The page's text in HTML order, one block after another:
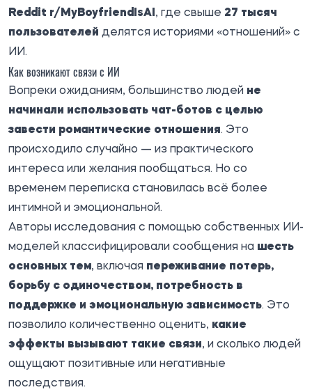
Reddit r/MyBoyfriendIsAI , где свыше 27 тысяч
пользователей делятся историями «отношений» с
ИИ.
Как возникают связи с ИИ
Вопреки ожиданиям, большинство людей не
начинали использовать чат-ботов с целью
завести романтические отношения. Это
происходило случайно — из практического
интереса или желания пообщаться. Но со
временем переписка становилась всё более
интимной и эмоциональной.
Авторы исследования с помощью собственных ИИ-
моделей классифицировали сообщения на шесть
основных тем, включая переживание потерь,
борьбу с одиночеством, потребность в
поддержке и эмоциональную зависимость. Это
позволило количественно оценить, какие
эффекты вызывают такие связи, и сколько людей
ощущают позитивные или негативные
последствия.